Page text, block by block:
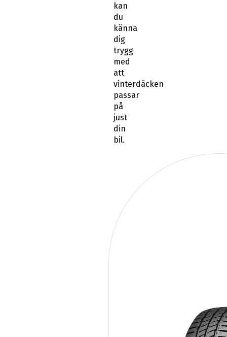
kan
du
känna
dig
trygg
med
att
vinterdäcken
passar
på
just
din
bil.